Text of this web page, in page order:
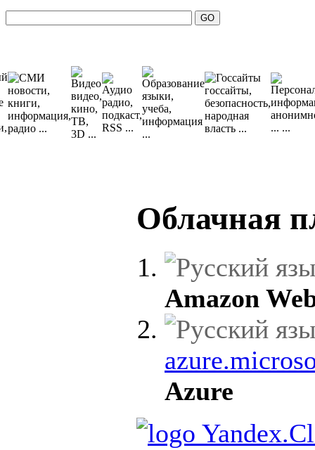
Облачная
Amazon
Azure